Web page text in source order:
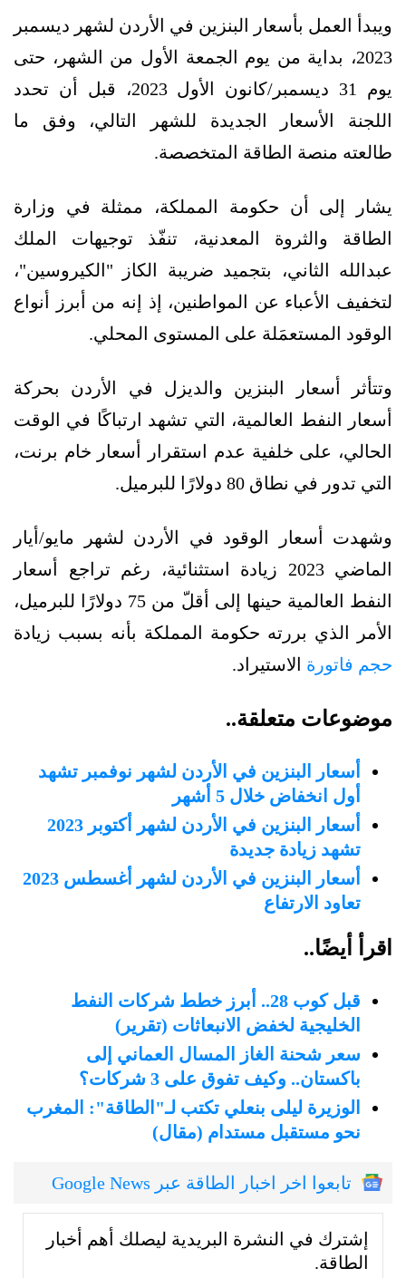
ويبدأ العمل بأسعار البنزين في الأردن لشهر ديسمبر
2023، بداية من يوم الجمعة الأول من الشهر، حتى
يوم 31 ديسمبر/كانون الأول 2023، قبل أن تحدد
اللجنة الأسعار الجديدة للشهر التالي، وفق ما
طالعته منصة الطاقة المتخصصة.
يشار إلى أن حكومة المملكة، ممثلة في وزارة
الطاقة والثروة المعدنية، تنفّذ توجيهات الملك
عبدالله الثاني، بتجميد ضريبة الكاز "الكيروسين"،
لتخفيف الأعباء عن المواطنين، إذ إنه من أبرز أنواع
الوقود المستعمَلة على المستوى المحلي.
وتتأثر أسعار البنزين والديزل في الأردن بحركة
أسعار النفط العالمية، التي تشهد ارتباكًا في الوقت
الحالي، على خلفية عدم استقرار أسعار خام برنت،
التي تدور في نطاق 80 دولارًا للبرميل.
وشهدت أسعار الوقود في الأردن لشهر مايو/أيار
الماضي 2023 زيادة استثنائية، رغم تراجع أسعار
النفط العالمية حينها إلى أقلّ من 75 دولارًا للبرميل،
الأمر الذي بررته حكومة المملكة بأنه بسبب زيادة
حجم فاتورة الاستيراد.
موضوعات متعلقة..
أسعار البنزين في الأردن لشهر نوفمبر تشهد
أول انخفاض خلال 5 أشهر
أسعار البنزين في الأردن لشهر أكتوبر 2023
تشهد زيادة جديدة
أسعار البنزين في الأردن لشهر أغسطس 2023
تعاود الارتفاع
اقرأ أيضًا..
قبل كوب 28.. أبرز خطط شركات النفط
الخليجية لخفض الانبعاثات (تقرير)
سعر شحنة الغاز المسال العماني إلى
باكستان.. وكيف تفوق على 3 شركات؟
الوزيرة ليلى بنعلي تكتب لـ"الطاقة": المغرب
نحو مستقبل مستدام (مقال)
تابعوا اخر اخبار الطاقة عبر Google News
إشترك في النشرة البريدية ليصلك أهم أخبار
الطاقة.